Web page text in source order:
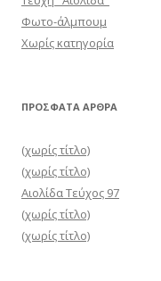
Φωτο-άλμπουμ
Χωρίς κατηγορία
ΠΡΌΣΦΑΤΑ ΆΡΘΡΑ
(χωρίς τίτλο)
(χωρίς τίτλο)
Αιολίδα Τεύχος 97
(χωρίς τίτλο)
(χωρίς τίτλο)